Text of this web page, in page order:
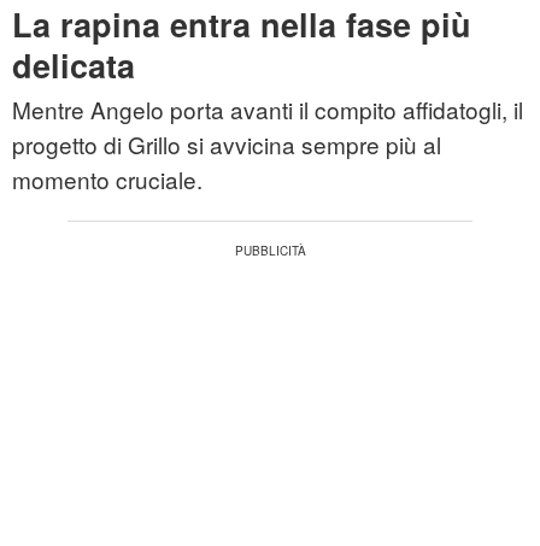
La rapina entra nella fase più
delicata
Mentre Angelo porta avanti il compito affidatogli, il
progetto di Grillo si avvicina sempre più al
momento cruciale.